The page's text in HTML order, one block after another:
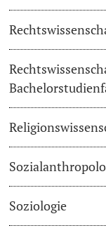
Soziologie